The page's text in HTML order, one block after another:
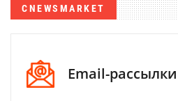
CNEWSMARKET
Email-рассылки